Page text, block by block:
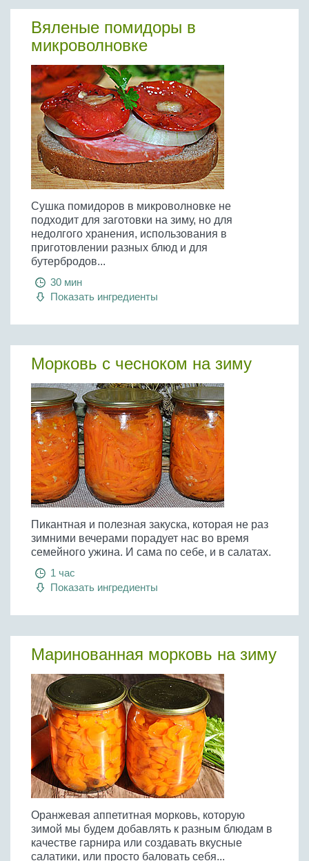
Вяленые помидоры в
микроволновке
Сушка помидоров в микроволновке не
подходит для заготовки на зиму, но для
недолгого хранения, использования в
приготовлении разных блюд и для
бутербродов...
30 мин
Показать ингредиенты
Морковь с чесноком на зиму
Пикантная и полезная закуска, которая не раз
зимними вечерами порадует нас во время
семейного ужина. И сама по себе, и в салатах.
1 час
Показать ингредиенты
Маринованная морковь на зиму
Оранжевая аппетитная морковь, которую
зимой мы будем добавлять к разным блюдам в
качестве гарнира или создавать вкусные
салатики, или просто баловать себя...